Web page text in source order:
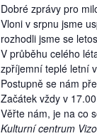
Dobré zprávy pro
Vloni v srpnu jsme
rozhodli jsme se
V průběhu celého
zpříjemní teplé letní
Postupně se nám
Začátek vždy v
Věřte nám, je na co
Kulturní centrum